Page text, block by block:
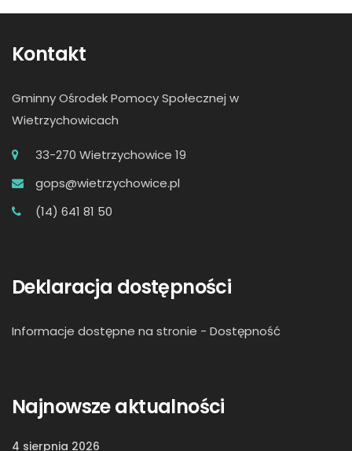
Kontakt
Gminny Ośrodek Pomocy Społecznej w
Wietrzychowicach
33-270 Wietrzychowice 19
gops@wietrzychowice.pl
(14) 641 81 50
Deklaracja dostępności
Informacje dostępne na stronie - Dostępność
Najnowsze aktualności
4 sierpnia 2026